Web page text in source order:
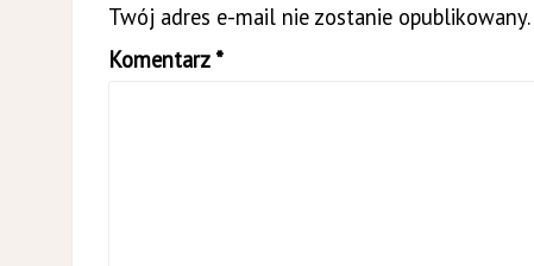
Twój adres e-mail nie zostanie opublikowany.
Komentarz *